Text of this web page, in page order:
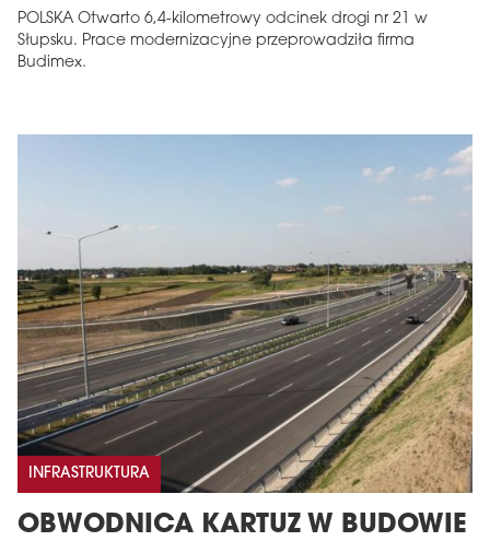
POLSKA Otwarto 6,4-kilometrowy odcinek drogi nr 21 w
Słupsku. Prace modernizacyjne przeprowadziła firma
Budimex.
INFRASTRUKTURA
OBWODNICA KARTUZ W BUDOWIE